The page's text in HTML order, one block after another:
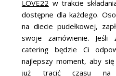
LOVE22 w trakcie
dostępne dla każdego.
na diecie pudełkowej,
swoje zamówienie. Jeśli
catering będzie Ci
najlepszy moment, aby
już tracić czasu na